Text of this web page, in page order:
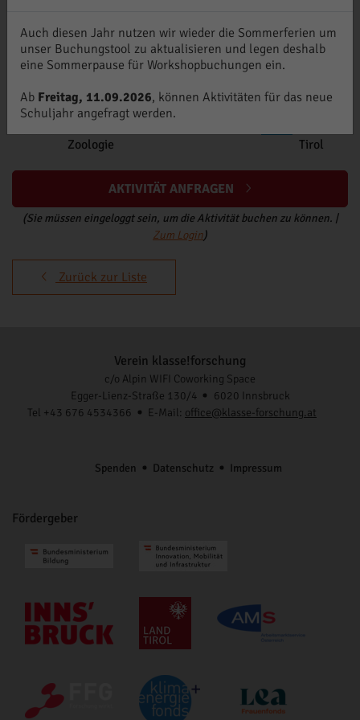
Auch diesen Jahr nutzen wir wieder die Sommerferien um
unser Buchungstool zu aktualisieren und legen deshalb
eine Sommerpause für Workshopbuchungen ein.
Ab Freitag, 11.09.2026, können Aktivitäten für das neue
Schuljahr angefragt werden.
werden.
Dieser Workshop wurde von der Universität Innsbruck -
Institut für Zoologie in Kooperation mit der Werkstätte
Wattens entwickelt.
Partner
Universität Innsbruck - Institut für
Zoologie
Tirol
AKTIVITÄT ANFRAGEN
(Sie müssen eingeloggt sein, um die Aktivität buchen zu können. |
Zum Login)
Zurück zur Liste
Verein klasse!forschung
c/o Alpin WIFI Coworking Space
Egger-Lienz-Straße 130/4
6020 Innsbruck
Tel +43 676 4534366
E-Mail: office@klasse-forschung.at
Spenden Datenschutz Impressum
Fördergeber